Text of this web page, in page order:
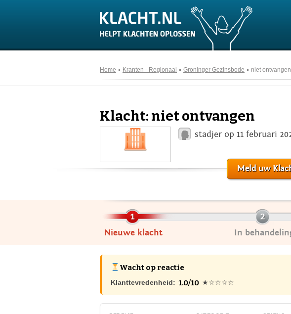
Home Kranten - Regionaal Groninger Gezinsbode niet ontvangen
Klacht: niet ontvangen
stadjer op 11 februari
Meld uw
Nieuwe klacht In
Wacht op reactie
Klanttevredenheid: 1.0/10 ★☆☆☆☆